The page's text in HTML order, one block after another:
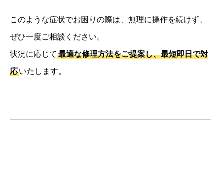
このような症状でお困りの際は、無理に操作を続けず、
ぜひ一度ご相談ください。
状況に応じて 最適な修理方法をご提案し、最短即日で対
応いたします。